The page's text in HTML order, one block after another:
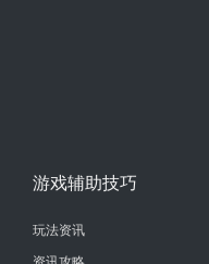
游戏辅助技巧
玩法资讯